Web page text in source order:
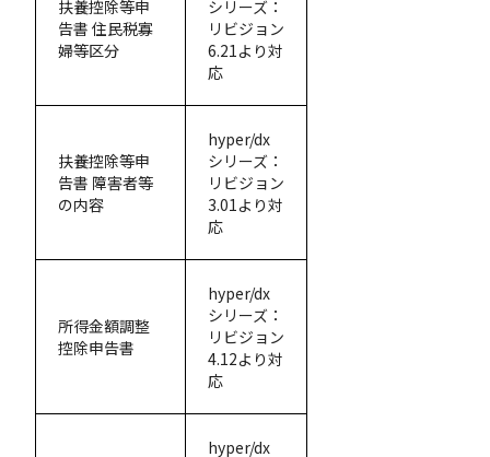
扶養控除等申
告書 住民税寡
婦等区分
シリーズ：
リビジョン
6.21より対
応
扶養控除等申
告書 障害者等
の内容
hyper/dx
シリーズ：
リビジョン
3.01より対
応
所得金額調整
控除申告書
hyper/dx
シリーズ：
リビジョン
4.12より対
応
hyper/dx